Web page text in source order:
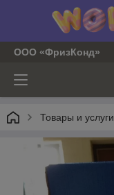
ООО «ФризКонд»
Товары и услуги